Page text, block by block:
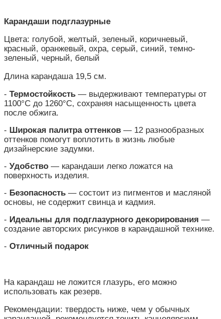
Карандаши подглазурные
Цвета: голубой, желтый, зеленый, коричневый,
красный, оранжевый, охра, серый, синий, темно-
зеленый, черный, белый
Длина карандаша 19,5 см.
- Термостойкость — выдерживают температуры от
1100°C до 1260°C, сохраняя насыщенность цвета
после обжига.
- Широкая палитра оттенков — 12 разнообразных
оттенков помогут воплотить в жизнь любые
дизайнерские задумки.
- Удобство — карандаши легко ложатся на
поверхность изделия.
- Безопасность — состоит из пигментов и масляной
основы, не содержит свинца и кадмия.
- Идеальны для подглазурного декорирования —
создание авторских рисунков в карандашной технике.
- Отличный подарок
На карандаш не ложится глазурь, его можно
использовать как резерв.
Рекомендации: твердость ниже, чем у обычных